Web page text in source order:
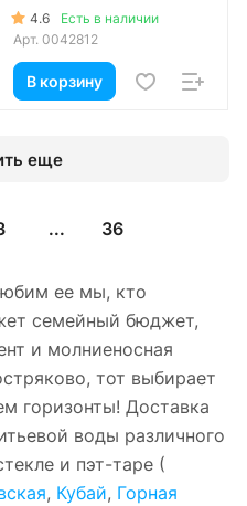
4.6
Есть в наличии
Арт. 0042812
В корзину
еще
... 36
ее мы, кто
семейный бюджет,
и молниеносная
тот выбирает
горизонты! Доставка
воды различного
и пэт-таре (
, Кубай, Горная